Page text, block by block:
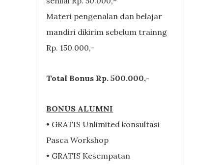
Materi pengenalan dan belajar
mandiri dikirim sebelum trainng
Rp. 150.000,-
Total Bonus Rp. 500.000,-
BONUS ALUMNI
• GRATIS Unlimited konsultasi
Pasca Workshop
• GRATIS Kesempatan